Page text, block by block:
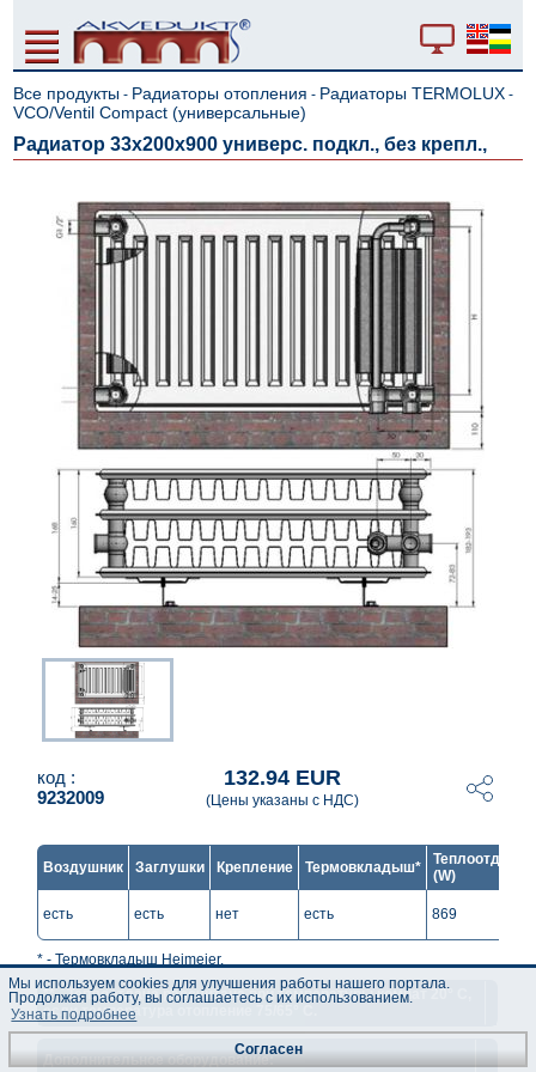
Все продукты - Радиаторы отопления - Радиаторы TERMOLUX -
VCO/Ventil Compact (универсальные)
Радиатор 33x200x900 универс. подкл., без крепл.,
код :
9232009
132.94 EUR
(Цены указаны с НДС)
Воздушник Заглушки Крепление Термовкладыш*
(W)
есть есть нет есть 869
* - Термовкладыш Heimeier.
** - Теплоотдача рассчитана при температуры комнат 20° C,
если температура отопление 75/65° C.
Дополнительное оборудование:
Мы используем cookies для улучшения работы нашего портала.
Продолжая работу, вы соглашаетесь с их использованием.
Узнать подробнее
Согласен